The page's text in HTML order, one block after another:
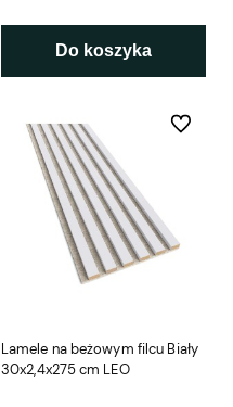
Do koszyka
Lamele na beżowym filcu Biały
30x2,4x275 cm LEO
Do